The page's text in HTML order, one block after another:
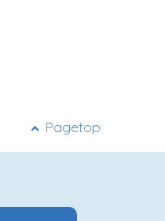
Pagetop